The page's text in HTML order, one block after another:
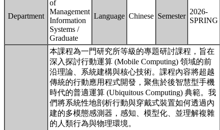
Department
of
Management
Information
Systems /
Graduate
Language Chinese Semester
2026-
SPRING
本課程為一門研究所等級的專題研討課程，旨在
深入探討行動運算 (Mobile Computing) 領域的前
沿理論、系統建構與核心技術。課程內容將超越
傳統的行動應用程式開發，聚焦於後智慧型手機
時代的普適運算 (Ubiquitous Computing) 典範。我
們將系統性地剖析行動與穿戴式裝置如何透過內
建的多模態感測器，感知、模型化、並理解複雜
的人類行為與物理環境。